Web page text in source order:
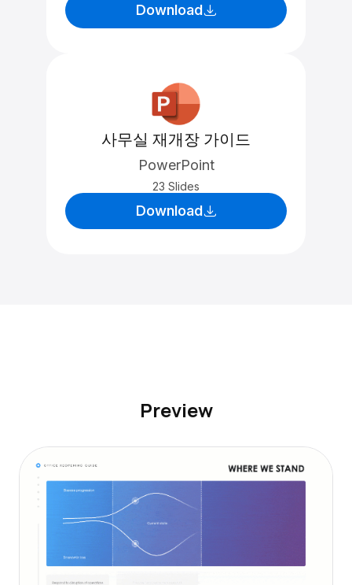
Download
사무실 재개장 가이드
PowerPoint
23 Slides
Download
Preview